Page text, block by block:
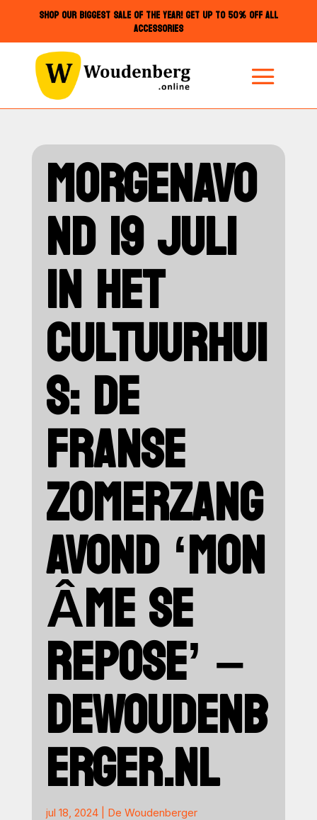
SHOP OUR BIGGEST SALE OF THE YEAR! GET UP TO 50% OFF ALL
ACCESSORIES
MORGENAVO
ND 19 JULI
IN HET
CULTUURHUI
S: DE
FRANSE
ZOMERZANG
AVOND ‘MON
ÂME SE
REPOSE’ –
DEWOUDENB
ERGER.NL
jul 18, 2024| De Woudenberger